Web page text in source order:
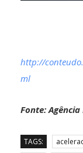
http://
ml
Fonte: Agência
TAGS: